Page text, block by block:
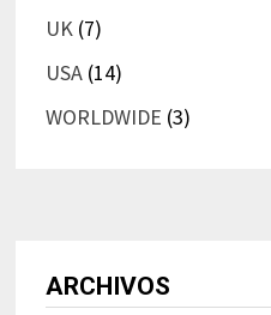
UK(7)
USA(14)
WORLDWIDE (3)
ARCHIVOS